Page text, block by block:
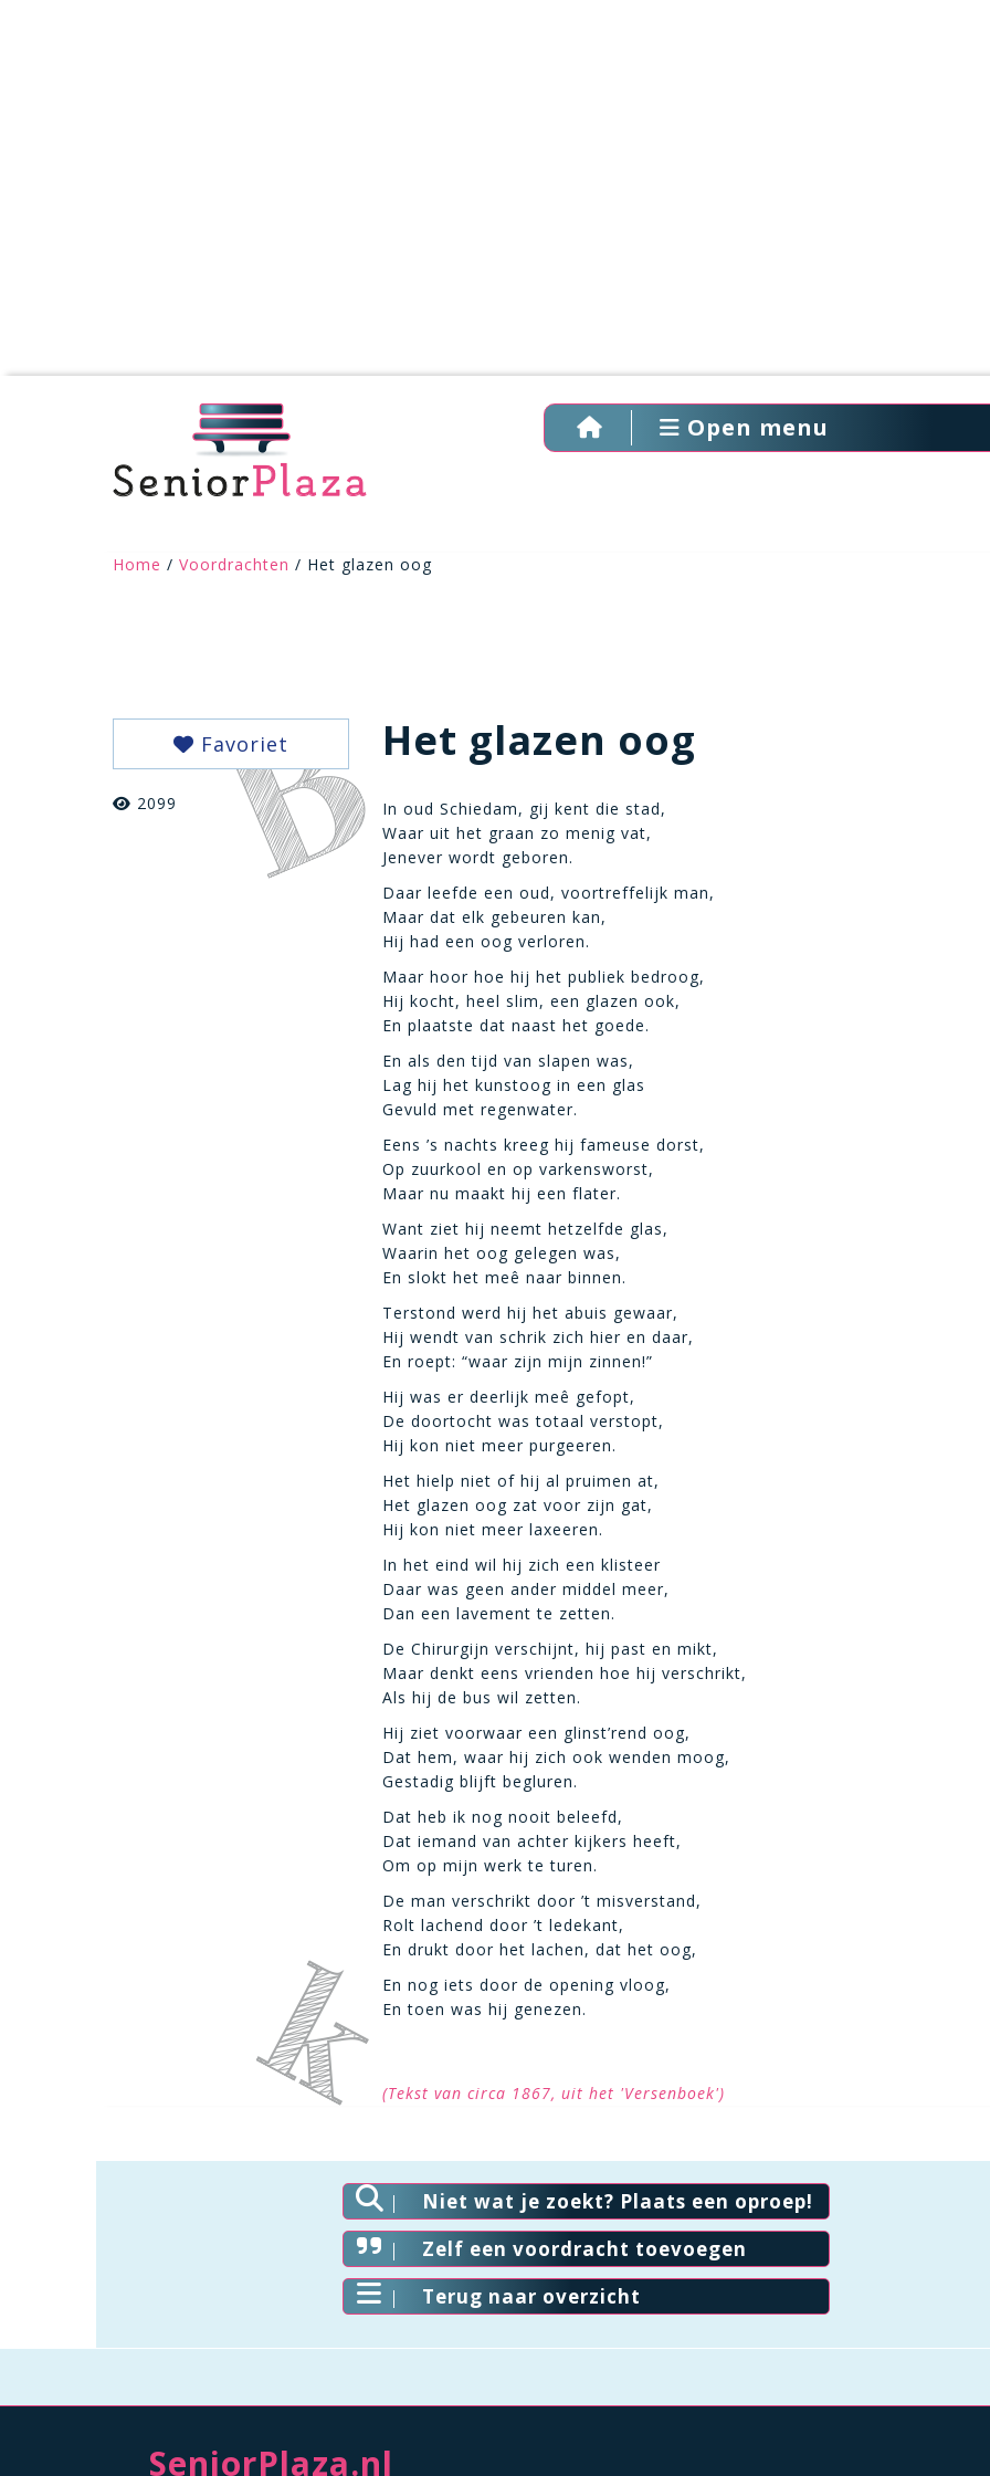
Open menu
Home / Voordrachten / Het glazen oog
Favoriet
2099
Het glazen oog
In oud Schiedam, gij kent die stad,
Waar uit het graan zo menig vat,
Jenever wordt geboren.
Daar leefde een oud, voortreffelijk man,
Maar dat elk gebeuren kan,
Hij had een oog verloren.
Maar hoor hoe hij het publiek bedroog,
Hij kocht, heel slim, een glazen ook,
En plaatste dat naast het goede.
En als den tijd van slapen was,
Lag hij het kunstoog in een glas
Gevuld met regenwater.
Eens ’s nachts kreeg hij fameuse dorst,
Op zuurkool en op varkensworst,
Maar nu maakt hij een flater.
Want ziet hij neemt hetzelfde glas,
Waarin het oog gelegen was,
En slokt het meê naar binnen.
Terstond werd hij het abuis gewaar,
Hij wendt van schrik zich hier en daar,
En roept: “waar zijn mijn zinnen!”
Hij was er deerlijk meê gefopt,
De doortocht was totaal verstopt,
Hij kon niet meer purgeeren.
Het hielp niet of hij al pruimen at,
Het glazen oog zat voor zijn gat,
Hij kon niet meer laxeeren.
In het eind wil hij zich een klisteer
Daar was geen ander middel meer,
Dan een lavement te zetten.
De Chirurgijn verschijnt, hij past en mikt,
Maar denkt eens vrienden hoe hij verschrikt,
Als hij de bus wil zetten.
Hij ziet voorwaar een glinst’rend oog,
Dat hem, waar hij zich ook wenden moog,
Gestadig blijft begluren.
Dat heb ik nog nooit beleefd,
Dat iemand van achter kijkers heeft,
Om op mijn werk te turen.
De man verschrikt door ’t misverstand,
Rolt lachend door ’t ledekant,
En drukt door het lachen, dat het oog,
En nog iets door de opening vloog,
En toen was hij genezen.
(Tekst van circa 1867, uit het 'Versenboek')
Niet wat je zoekt? Plaats een oproep!
Zelf een voordracht toevoegen
Terug naar overzicht
SeniorPlaza.nl